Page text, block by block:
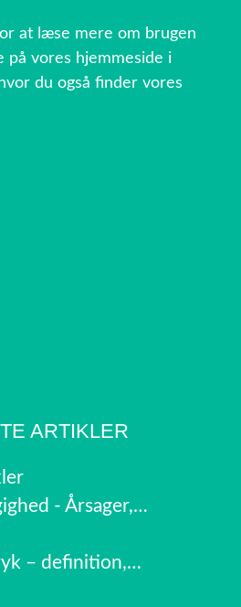
at læse mere om brugen
på vores hjemmeside i
du også finder vores
ARTIKLER
- Årsager,…
– definition,…